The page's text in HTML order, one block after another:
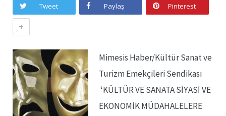
Tweet Paylaş Pinterest
+
Mimesis Haber/Kültür Sanat ve
Turizm Emekçileri Sendikası
‘KÜLTÜR VE SANATA SİYASİ VE
EKONOMİK MÜDAHALELERE